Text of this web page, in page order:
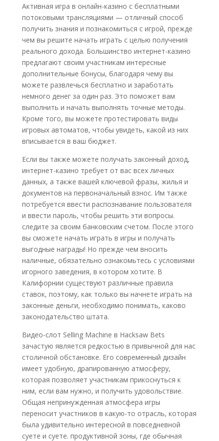
Активная игра в онлайн-казино с бесплатными
потоковыми трансляциями — отличный способ
получить знания и познакомиться с игрой, прежде
чем вы решите начать играть с целью получения
реального дохода. Большинство интернет-казино
предлагают своим участникам интересные
дополнительные бонусы, благодаря чему вы
можете развлечься бесплатно и заработать
немного денег за один раз. Это поможет вам
выполнить и начать выполнять точные методы.
Кроме того, вы можете протестировать виды
игровых автоматов, чтобы увидеть, какой из них
вписывается в ваш бюджет.
Если вы также можете получать законный доход,
интернет-казино требует от вас всех личных
данных, а также вашей ключевой фразы, жилья и
документов на первоначальный взнос. Им также
потребуется ввести распознавание пользователя
и ввести пароль, чтобы решить эти вопросы.
следите за своим банковским счетом. После этого
вы сможете начать играть в игры и получать
выгодные награды! Но прежде чем вносить
наличные, обязательно ознакомьтесь с условиями
игорного заведения, в котором хотите. В
Калифорнии существуют различные правила
ставок, поэтому, как только вы начнете играть на
законные деньги, необходимо понимать, каково
законодательство штата.
Видео-слот Selling Machine в Hacksaw Bets
зачастую является редкостью в привычной для нас
столичной обстановке. Его современный дизайн
имеет удобную, драпированную атмосферу,
которая позволяет участникам прикоснуться к
ним, если вам нужно, и получить удовольствие.
Общая непринужденная атмосфера игры
переносит участников в какую-то отрасль, которая
была удивительно интересной в повседневной
суете и суете. продуктивной зоны, где обычная